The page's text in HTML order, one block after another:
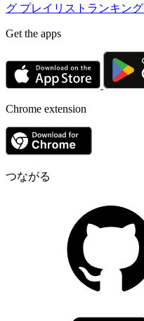
グ プレイリストランキング
Get the apps
Chrome extension
つながる